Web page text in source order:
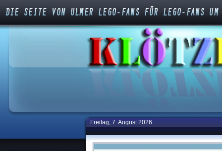
Freitag, 7. August 2026